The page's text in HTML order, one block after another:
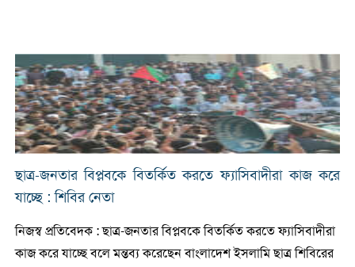
ছাত্র-জনতার বিপ্লবকে বিতর্কিত করতে ফ্যাসিবাদীরা কাজ করে
যাচ্ছে : শিবির নেতা
নিজস্ব প্রতিবেদক : ছাত্র-জনতার বিপ্লবকে বিতর্কিত করতে ফ্যাসিবাদীরা
কাজ করে যাচ্ছে বলে মন্তব্য করেছেন বাংলাদেশ ইসলামি ছাত্র শিবিরের